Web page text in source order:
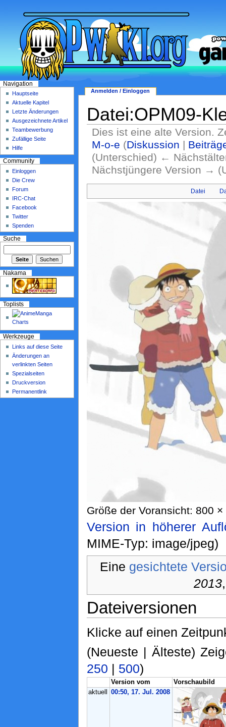
Datei:OPM09-
Dies ist eine alte Version.
M-o-e (Diskussion |
(Unterschied) ←
Nächstjüngere Version →
Datei
Größe der Voransicht: 800
Version in höherer
MIME-Typ: image/jpeg)
Eine gesichtete
2013
Dateiversionen
Klicke auf einen
(Neueste | Älteste)
250 | 500)
Version vom
Vorschaubild
aktuell
00:50, 17. Jul. 2008
Anmelden / Einloggen
Navigation
Hauptseite
Aktuelle Kapitel
Letzte Änderungen
Ausgezeichnete Artikel
Teambewerbung
Zufällige Seite
Hilfe
Community
Einloggen
Die Crew
Forum
IRC-Chat
Facebook
Twitter
Spenden
Suche
Nakama
Toplists
Werkzeuge
Links auf diese Seite
Änderungen an
verlinkten Seiten
Spezialseiten
Druckversion
Permanentlink